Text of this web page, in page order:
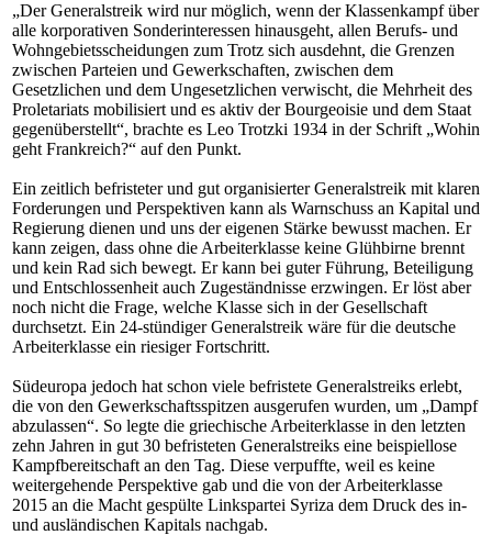
„Der Generalstreik wird nur möglich, wenn der Klassenkampf über
alle korporativen Sonderinteressen hinausgeht, allen Berufs- und
Wohngebietsscheidungen zum Trotz sich ausdehnt, die Grenzen
zwischen Parteien und Gewerkschaften, zwischen dem
Gesetzlichen und dem Ungesetzlichen verwischt, die Mehrheit des
Proletariats mobilisiert und es aktiv der Bourgeoisie und dem Staat
gegenüberstellt“, brachte es Leo Trotzki 1934 in der Schrift „Wohin
geht Frankreich?“ auf den Punkt.
Ein zeitlich befristeter und gut organisierter Generalstreik mit klaren
Forderungen und Perspektiven kann als Warnschuss an Kapital und
Regierung dienen und uns der eigenen Stärke bewusst machen. Er
kann zeigen, dass ohne die Arbeiterklasse keine Glühbirne brennt
und kein Rad sich bewegt. Er kann bei guter Führung, Beteiligung
und Entschlossenheit auch Zugeständnisse erzwingen. Er löst aber
noch nicht die Frage, welche Klasse sich in der Gesellschaft
durchsetzt. Ein 24-stündiger Generalstreik wäre für die deutsche
Arbeiterklasse ein riesiger Fortschritt.
Südeuropa jedoch hat schon viele befristete Generalstreiks erlebt,
die von den Gewerkschaftsspitzen ausgerufen wurden, um „Dampf
abzulassen“. So legte die griechische Arbeiterklasse in den letzten
zehn Jahren in gut 30 befristeten Generalstreiks eine beispiellose
Kampfbereitschaft an den Tag. Diese verpuffte, weil es keine
weitergehende Perspektive gab und die von der Arbeiterklasse
2015 an die Macht gespülte Linkspartei Syriza dem Druck des in-
und ausländischen Kapitals nachgab.